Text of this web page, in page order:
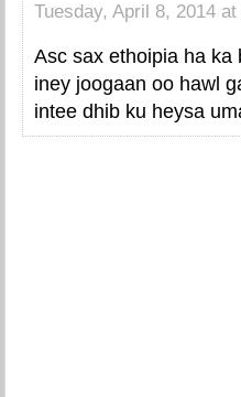
Tuesday, April 8, 2014
Asc sax ethoipia ha ka
iney joogaan oo hawl
intee dhib ku heysa